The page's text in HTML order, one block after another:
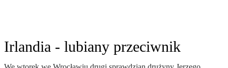
Irlandia - lubiany przeciwnik